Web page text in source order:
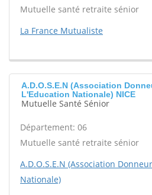
Mutuelle santé retraite sénior
La France Mutualiste
A.D.O.S.E.N (Association
L'Education Nationale) NICE
Mutuelle Santé Sénior
Département: 06
Mutuelle santé retraite sénior
A.D.O.S.E.N (Association
Nationale)